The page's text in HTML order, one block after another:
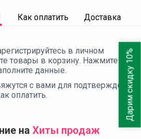
Как оплатить Доставка
в личном
товары в корзину. Нажмите
данные.
с вами для подтверждения
оплатить.
на Хиты продаж
Дарим скидку 10%